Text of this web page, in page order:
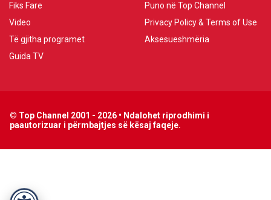
Fiks Fare
Video
Të gjitha programet
Guida TV
Puno në Top Channel
Privacy Policy & Terms of Use
Aksesueshmëria
© Top Channel 2001 - 2026 • Ndalohet riprodhimi i
paautorizuar i përmbajtjes së kësaj faqeje.